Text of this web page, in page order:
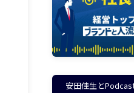
安田佳生と